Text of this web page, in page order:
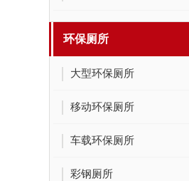
环保厕所
大型环保厕所
移动环保厕所
车载环保厕所
彩钢厕所